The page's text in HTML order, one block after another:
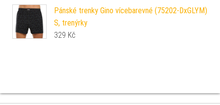
Pánské trenky Gino vícebarevné (75202-DxGLYM)
S, trenýrky
329 Kč